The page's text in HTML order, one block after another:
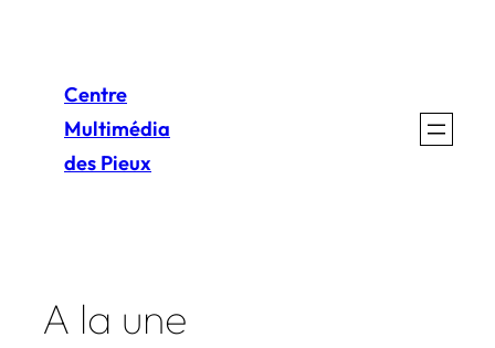
contenuCentre
Multimédia
des Pieux
A la une